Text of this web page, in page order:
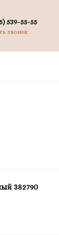
539-55-55
звонок
382790